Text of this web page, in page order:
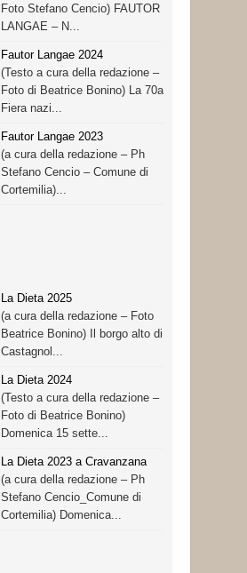
Foto Stefano Cencio) FAUTOR
LANGAE – N...
Fautor Langae 2024
(Testo a cura della redazione –
Foto di Beatrice Bonino) La 70a
Fiera nazi...
Fautor Langae 2023
(a cura della redazione – Ph
Stefano Cencio – Comune di
Cortemilia)...
La Dieta 2025
(a cura della redazione – Foto
Beatrice Bonino) Il borgo alto di
Castagnol...
La Dieta 2024
(Testo a cura della redazione –
Foto di Beatrice Bonino)
Domenica 15 sette...
La Dieta 2023 a Cravanzana
(a cura della redazione – Ph
Stefano Cencio_Comune di
Cortemilia) Domenica...